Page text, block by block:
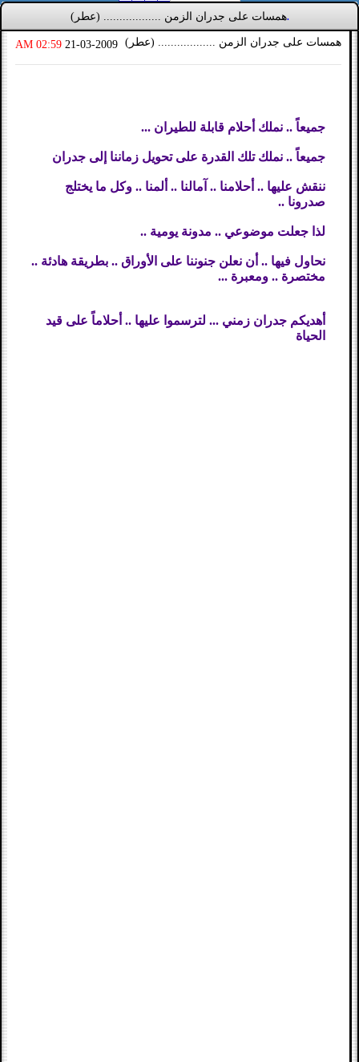
.همسات على جدران الزمن .................. (عطر)
همسات على جدران الزمن .................. (عطر) 21-03-2009
02:59 AM
جميعاً .. نملك أحلام قابلة للطيران ...
جميعاً .. نملك تلك القدرة على تحويل زماننا إلى جدران
ننقش عليها .. أحلامنا .. آمالنا .. ألمنا .. وكل ما يختلج
صدرونا ..
لذا جعلت موضوعي .. مدونة يومية ..
نحاول فيها .. أن نعلن جنوننا على الأوراق .. بطريقة هادئة ..
مختصرة .. ومعبرة ...
أهديكم جدران زمني ... لترسموا عليها .. أحلاماً على قيد
الحياة